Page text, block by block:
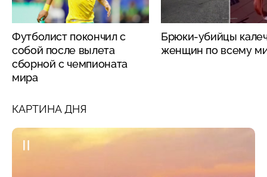
Футболист покончил с
собой после вылета
сборной с чемпионата
мира
Брюки-убийцы
женщин по всему
КАРТИНА ДНЯ